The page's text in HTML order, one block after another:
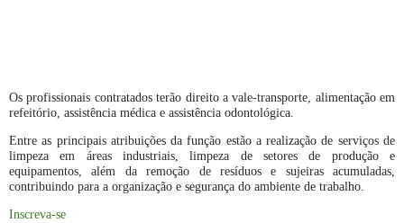
Os profissionais contratados terão direito a vale-transporte, alimentação em
refeitório, assistência médica e assistência odontológica.
Entre as principais atribuições da função estão a realização de serviços de
limpeza em áreas industriais, limpeza de setores de produção e
equipamentos, além da remoção de resíduos e sujeiras acumuladas,
contribuindo para a organização e segurança do ambiente de trabalho.
Inscreva-se